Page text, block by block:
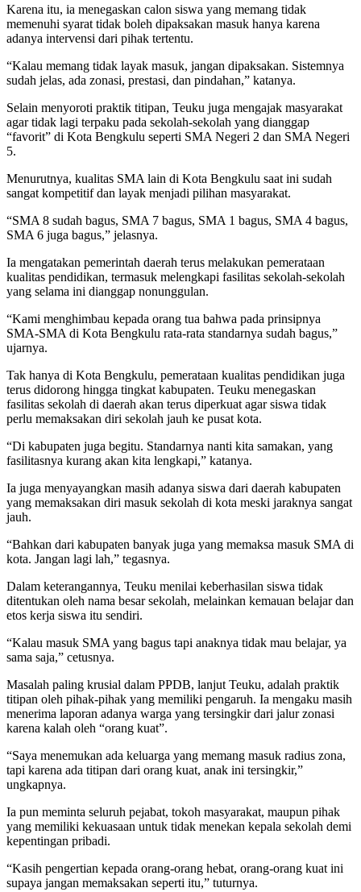
Karena itu, ia menegaskan calon siswa yang memang tidak
memenuhi syarat tidak boleh dipaksakan masuk hanya karena
adanya intervensi dari pihak tertentu.
“Kalau memang tidak layak masuk, jangan dipaksakan. Sistemnya
sudah jelas, ada zonasi, prestasi, dan pindahan,” katanya.
Selain menyoroti praktik titipan, Teuku juga mengajak masyarakat
agar tidak lagi terpaku pada sekolah-sekolah yang dianggap
“favorit” di Kota Bengkulu seperti SMA Negeri 2 dan SMA Negeri
5.
Menurutnya, kualitas SMA lain di Kota Bengkulu saat ini sudah
sangat kompetitif dan layak menjadi pilihan masyarakat.
“SMA 8 sudah bagus, SMA 7 bagus, SMA 1 bagus, SMA 4 bagus,
SMA 6 juga bagus,” jelasnya.
Ia mengatakan pemerintah daerah terus melakukan pemerataan
kualitas pendidikan, termasuk melengkapi fasilitas sekolah-sekolah
yang selama ini dianggap nonunggulan.
“Kami menghimbau kepada orang tua bahwa pada prinsipnya
SMA-SMA di Kota Bengkulu rata-rata standarnya sudah bagus,”
ujarnya.
Tak hanya di Kota Bengkulu, pemerataan kualitas pendidikan juga
terus didorong hingga tingkat kabupaten. Teuku menegaskan
fasilitas sekolah di daerah akan terus diperkuat agar siswa tidak
perlu memaksakan diri sekolah jauh ke pusat kota.
“Di kabupaten juga begitu. Standarnya nanti kita samakan, yang
fasilitasnya kurang akan kita lengkapi,” katanya.
Ia juga menyayangkan masih adanya siswa dari daerah kabupaten
yang memaksakan diri masuk sekolah di kota meski jaraknya sangat
jauh.
“Bahkan dari kabupaten banyak juga yang memaksa masuk SMA di
kota. Jangan lagi lah,” tegasnya.
Dalam keterangannya, Teuku menilai keberhasilan siswa tidak
ditentukan oleh nama besar sekolah, melainkan kemauan belajar dan
etos kerja siswa itu sendiri.
“Kalau masuk SMA yang bagus tapi anaknya tidak mau belajar, ya
sama saja,” cetusnya.
Masalah paling krusial dalam PPDB, lanjut Teuku, adalah praktik
titipan oleh pihak-pihak yang memiliki pengaruh. Ia mengaku masih
menerima laporan adanya warga yang tersingkir dari jalur zonasi
karena kalah oleh “orang kuat”.
“Saya menemukan ada keluarga yang memang masuk radius zona,
tapi karena ada titipan dari orang kuat, anak ini tersingkir,”
ungkapnya.
Ia pun meminta seluruh pejabat, tokoh masyarakat, maupun pihak
yang memiliki kekuasaan untuk tidak menekan kepala sekolah demi
kepentingan pribadi.
“Kasih pengertian kepada orang-orang hebat, orang-orang kuat ini
supaya jangan memaksakan seperti itu,” tuturnya.